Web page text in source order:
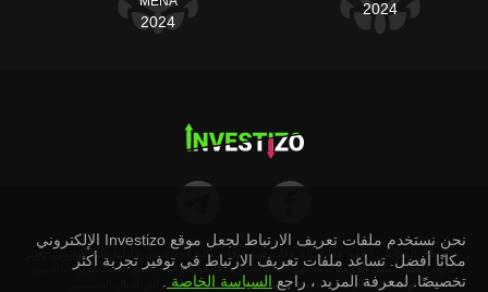
2024
2024
تحذير من المخاطر: العقود مقابل الفروقات هي منتجات مالية معقدة يتم تداولها على الهامش. يعتبر
تداول العقود مقابل الفروقات محفوفًا بالمخاطر وقد لا يكون مناسبًا لجميع المستثمرين. تأكد من
فهمك للمخاطر التي ينطوي عليها الأمر حيث قد تفقد كل رأس المال المستثمر
نحن نستخدم ملفات تعريف الارتباط لجعل موقع Investizo الإلكتروني
مكانًا أفضل. تساعد ملفات تعريف الارتباط في توفير تجربة أكثر
تخصيصًا. لمعرفة المزيد ، راجع السياسة الخاصة